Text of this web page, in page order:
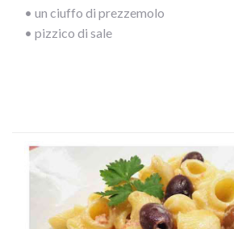
• un ciuffo di prezzemolo
• pizzico di sale
Dopo aver cotto il polpo tagliarlo a
bagnarlo con mezzo bicchiere di
polpo. Fare amalgamarequalche
i pomodorinied il sale, lasciando
Nel frattempo avremo cotto la pasta